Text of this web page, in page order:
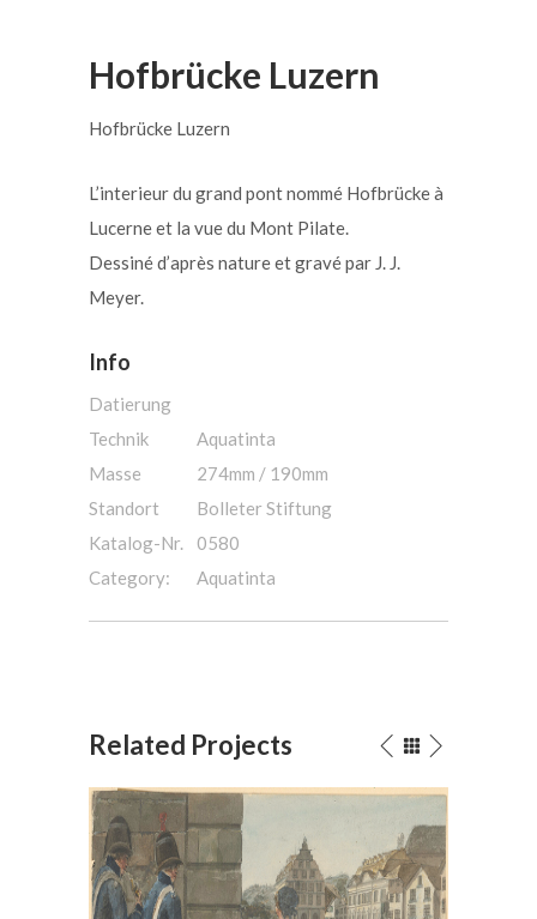
Hofbrücke Luzern
Hofbrücke Luzern
L’interieur du grand pont nommé Hofbrücke à
Lucerne et la vue du Mont Pilate.
Dessiné d’après nature et gravé par J. J.
Meyer.
Info
Datierung
Technik
Aquatinta
Masse
274mm / 190mm
Standort
Bolleter Stiftung
Katalog-Nr.
0580
Category:
Aquatinta
Related Projects